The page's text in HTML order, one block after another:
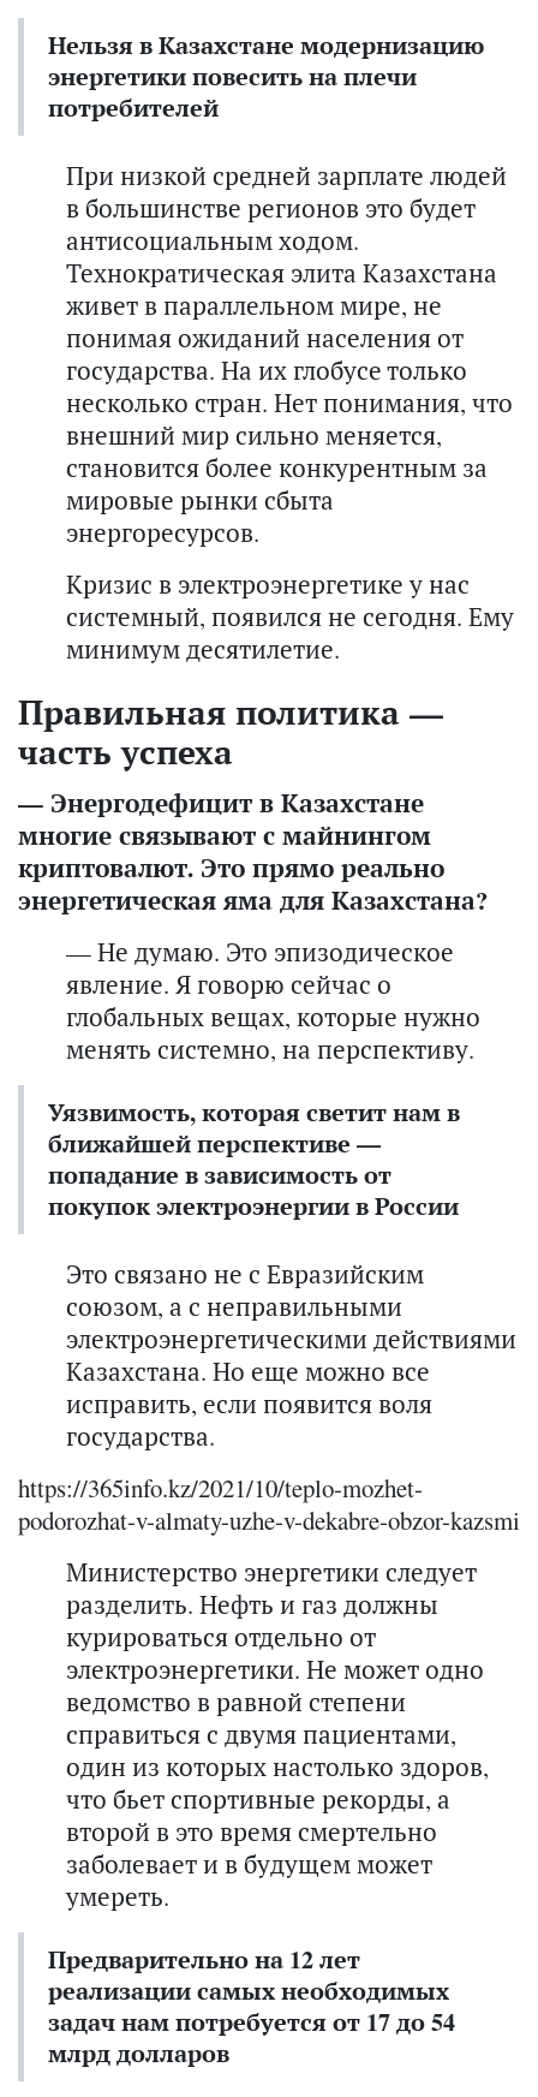
Нельзя в Казахстане модернизацию
энергетики повесить на плечи
потребителей
При низкой средней зарплате людей
в большинстве регионов это будет
антисоциальным ходом.
Технократическая элита Казахстана
живет в параллельном мире, не
понимая ожиданий населения от
государства. На их глобусе только
несколько стран. Нет понимания, что
внешний мир сильно меняется,
становится более конкурентным за
мировые рынки сбыта
энергоресурсов.
Кризис в электроэнергетике у нас
системный, появился не сегодня. Ему
минимум десятилетие.
Правильная политика —
часть успеха
— Энергодефицит в Казахстане
многие связывают с майнингом
криптовалют. Это прямо реально
энергетическая яма для Казахстана?
— Не думаю. Это эпизодическое
явление. Я говорю сейчас о
глобальных вещах, которые нужно
менять системно, на перспективу.
Уязвимость, которая светит нам в
ближайшей перспективе —
попадание в зависимость от
покупок электроэнергии в России
Это связано не с Евразийским
союзом, а с неправильными
электроэнергетическими действиями
Казахстана. Но еще можно все
исправить, если появится воля
государства.
https://365info.kz/2021/10/teplo-mozhet-
podorozhat-v-almaty-uzhe-v-dekabre-obzor-kazsmi
Министерство энергетики следует
разделить. Нефть и газ должны
курироваться отдельно от
электроэнергетики. Не может одно
ведомство в равной степени
справиться с двумя пациентами,
один из которых настолько здоров,
что бьет спортивные рекорды, а
второй в это время смертельно
заболевает и в будущем может
умереть.
Предварительно на 12 лет
реализации самых необходимых
задач нам потребуется от 17 до 54
млрд долларов